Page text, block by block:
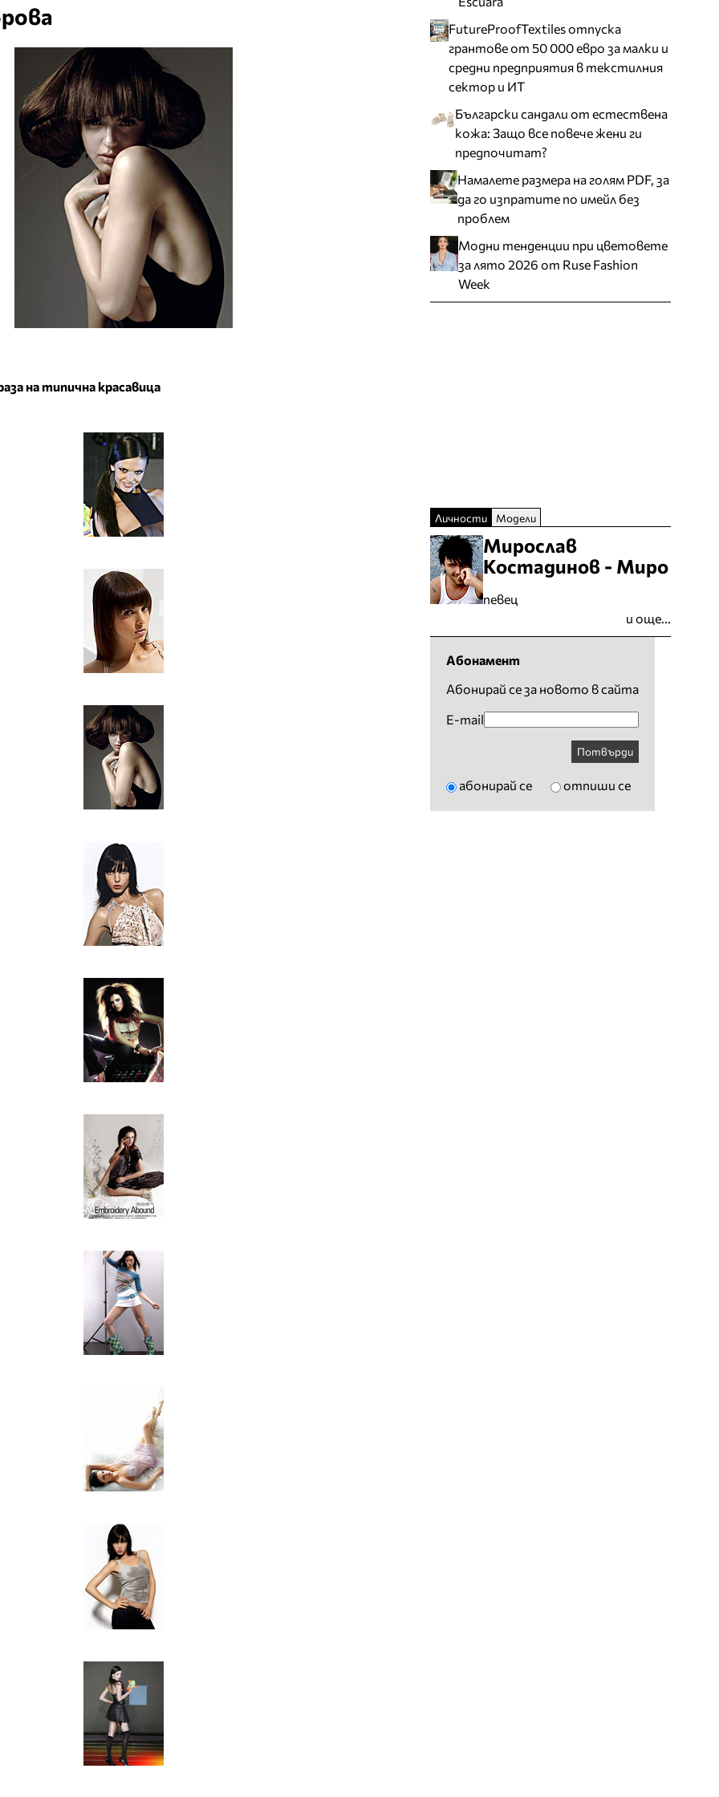
на типична красавица
FutureProofTextiles отпуска
грантове от 50 000 евро за малки и
средни предприятия в текстилния
сектор и ИТ
Български сандали от естествена
кожа: Защо все повече жени ги
предпочитат?
Намалете размера на голям PDF, за
да го изпратите по имейл без
проблем
Модни тенденции при цветовете
за лято 2026 от Ruse Fashion
Week
Личности Модели
Мирослав
Костадинов - Миро
певец
и още...
Абонамент
Абонирай се за новото в сайта
E-mail
Потвърди
абонирай се отпиши се